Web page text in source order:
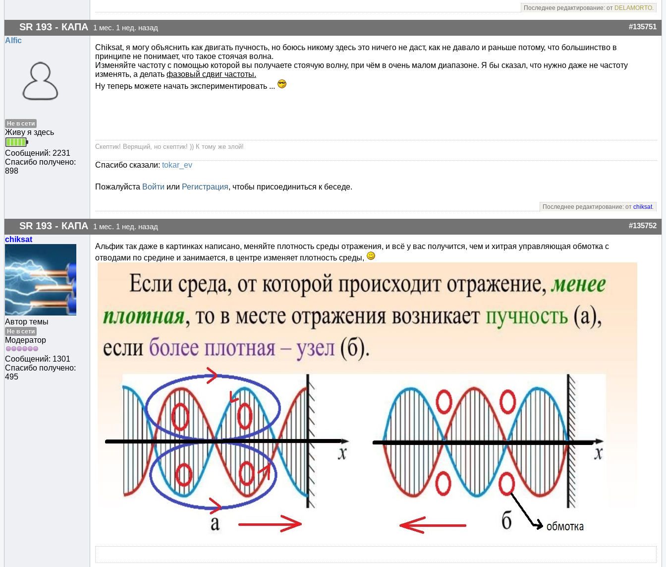
Последнее редактирование: от DELAMORTO.
SR 193 - КАПА 1 мес. 1 нед. назад #135751
Alfic
Не в сети
Живу я здесь
Сообщений: 2231
Спасибо получено:
898
Chiksat, я могу объяснить как двигать пучность, но боюсь никому здесь это ничего не даст, как не давало и раньше потому, что большинство в
принципе не понимает, что такое стоячая волна.
Изменяйте частоту с помощью которой вы получаете стоячую волну, при чём в очень малом диапазоне. Я бы сказал, что нужно даже не частоту
изменять, а делать фазовый сдвиг частоты.
Ну теперь можете начать экспериментировать ...
Скептик! Верящий, но скептик! )) К тому же злой!
Спасибо сказали: tokar_ev
Пожалуйста Войти или Регистрация, чтобы присоединиться к беседе.
Последнее редактирование: от chiksat.
SR 193 - КАПА 1 мес. 1 нед. назад #135752
chiksat
Автор темы
Не в сети
Модератор
Сообщений: 1301
Спасибо получено:
495
Альфик так даже в картинках написано, меняйте плотность среды отражения, и всё у вас получится, чем и хитрая управляющая обмотка с
отводами по средине и занимается, в центре изменяет плотность среды,